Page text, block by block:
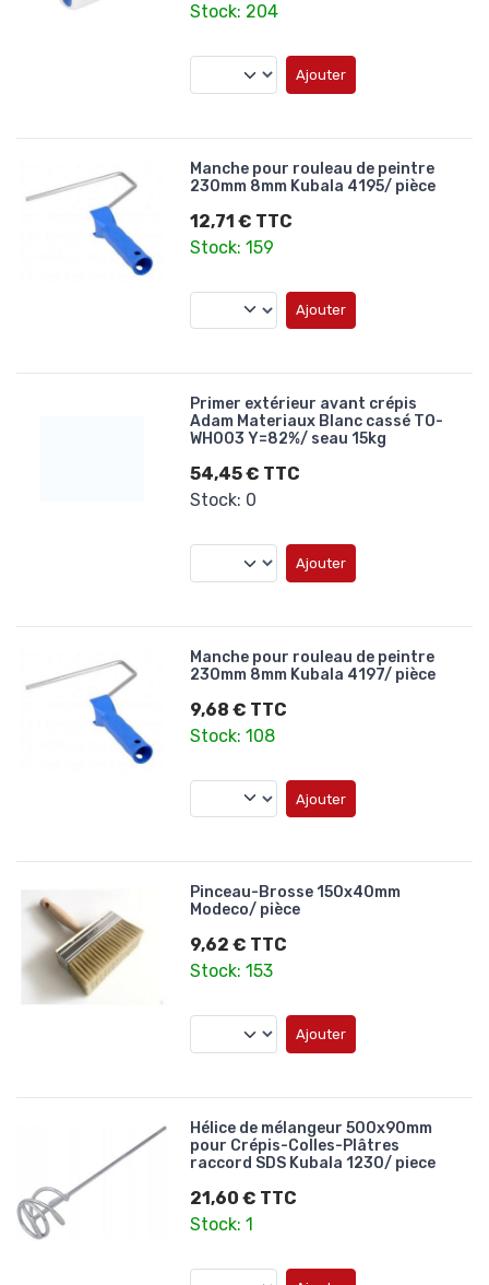
Stock: 204
Ajouter
Manche pour rouleau de peintre
230mm 8mm Kubala 4195/ pièce
12,71 € TTC
Stock: 159
Ajouter
Primer extérieur avant crépis
Adam Materiaux Blanc cassé TO-
WH003 Y=82%/ seau 15kg
54,45 € TTC
Stock: 0
Ajouter
Manche pour rouleau de peintre
230mm 8mm Kubala 4197/ pièce
9,68 € TTC
Stock: 108
Ajouter
Pinceau-Brosse 150x40mm
Modeco/ pièce
9,62 € TTC
Stock: 153
Ajouter
Hélice de mélangeur 500x90mm
pour Crépis-Colles-Plâtres
raccord SDS Kubala 1230/ piece
21,60 € TTC
Stock: 1